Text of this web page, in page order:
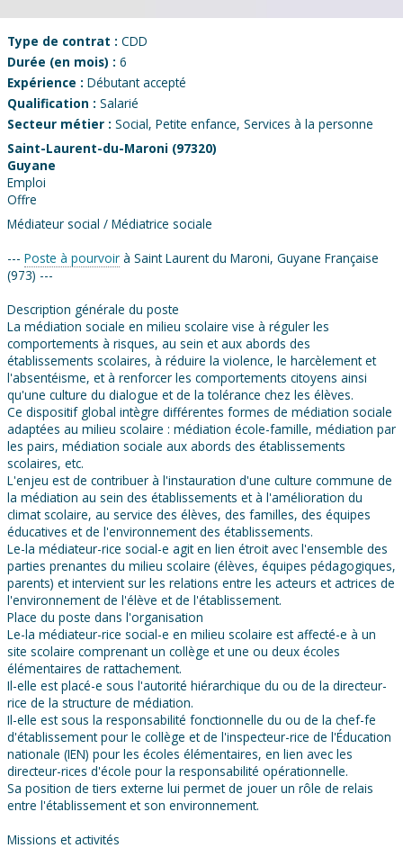
Type de contrat : CDD
Durée (en mois) : 6
Expérience : Débutant accepté
Qualification : Salarié
Secteur métier : Social, Petite enfance, Services à la personne
Saint-Laurent-du-Maroni (97320)
Guyane
Emploi
Offre
Médiateur social / Médiatrice sociale
--- Poste à pourvoir à Saint Laurent du Maroni, Guyane Française
(973) ---
Description générale du poste
La médiation sociale en milieu scolaire vise à réguler les
comportements à risques, au sein et aux abords des
établissements scolaires, à réduire la violence, le harcèlement et
l'absentéisme, et à renforcer les comportements citoyens ainsi
qu'une culture du dialogue et de la tolérance chez les élèves.
Ce dispositif global intègre différentes formes de médiation sociale
adaptées au milieu scolaire : médiation école-famille, médiation par
les pairs, médiation sociale aux abords des établissements
scolaires, etc.
L'enjeu est de contribuer à l'instauration d'une culture commune de
la médiation au sein des établissements et à l'amélioration du
climat scolaire, au service des élèves, des familles, des équipes
éducatives et de l'environnement des établissements.
Le-la médiateur-rice social-e agit en lien étroit avec l'ensemble des
parties prenantes du milieu scolaire (élèves, équipes pédagogiques,
parents) et intervient sur les relations entre les acteurs et actrices de
l'environnement de l'élève et de l'établissement.
Place du poste dans l'organisation
Le-la médiateur-rice social-e en milieu scolaire est affecté-e à un
site scolaire comprenant un collège et une ou deux écoles
élémentaires de rattachement.
Il-elle est placé-e sous l'autorité hiérarchique du ou de la directeur-
rice de la structure de médiation.
Il-elle est sous la responsabilité fonctionnelle du ou de la chef-fe
d'établissement pour le collège et de l'inspecteur-rice de l'Éducation
nationale (IEN) pour les écoles élémentaires, en lien avec les
directeur-rices d'école pour la responsabilité opérationnelle.
Sa position de tiers externe lui permet de jouer un rôle de relais
entre l'établissement et son environnement.
Missions et activités